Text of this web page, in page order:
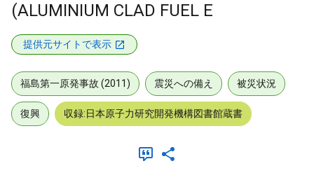
(ALUMINIUM CLAD FUEL E
提供元サイトで表示
福島第一原発事故 (2011) 震災への備え 被災状況
復興 収録:日本原子力研究開発機構図書館蔵書